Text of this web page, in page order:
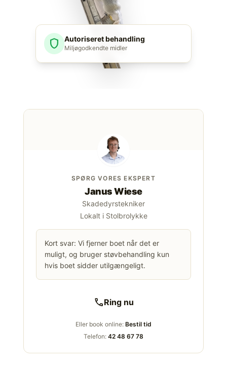
shield Autoriseret behandling
Miljøgodkendte midler
SPØRG VORES EKSPERT
Janus Wiese
Skadedyrstekniker
Lokalt i Stolbrolykke
Kort svar: Vi fjerner boet når det er
muligt, og bruger støvbehandling kun
hvis boet sidder utilgængeligt.
callRing nu
Eller book online: Bestil tid
Telefon: 42 48 67 78